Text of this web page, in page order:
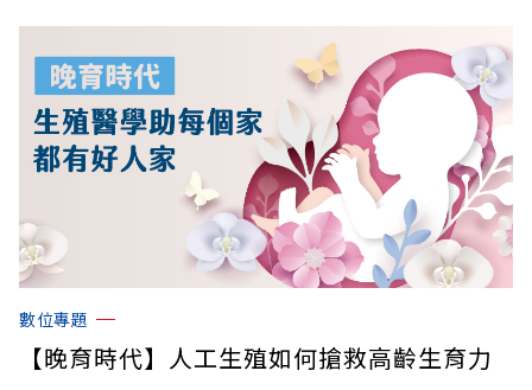
數位專題
【晚育時代】人工生殖如何搶救高齡生育力